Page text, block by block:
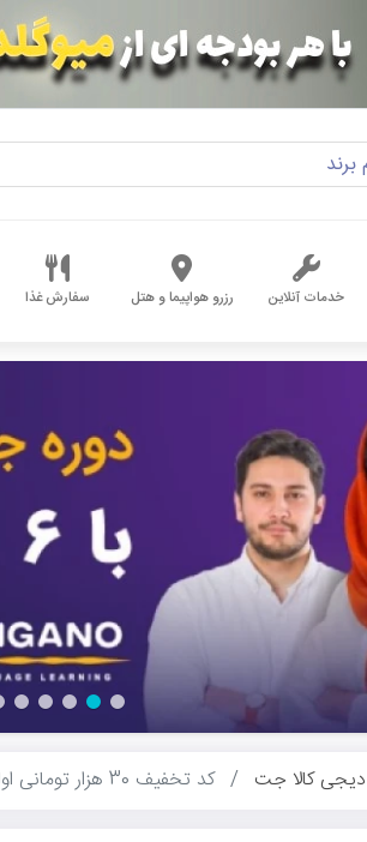
خدمات آنلاین رزرو هواپیما و هتل سفارش غذا
دیجی کالا جت کد تخفیف 30 هزار تومانی اولین خرید دیجی کالا جت